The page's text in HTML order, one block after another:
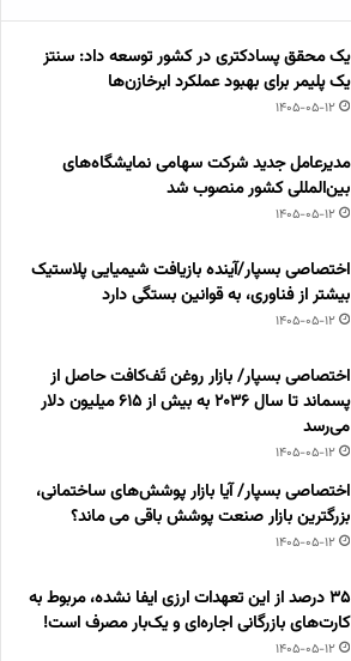
یک محقق پسادکتری در کشور توسعه داد: سنتز
یک پلیمر برای بهبود عملکرد ابرخازن‌ها
1405-05-12
مدیرعامل جدید شرکت سهامی نمایشگاه‌های
بین‌المللی کشور منصوب شد
1405-05-12
اختصاصی بسپار/آینده بازیافت شیمیایی پلاستیک
بیشتر از فناوری، به قوانین بستگی دارد
1405-05-12
اختصاصی بسپار/ بازار روغن تَف‌کافت حاصل از
پسماند تا سال ۲۰۳۶ به بیش از ۶۱۵ میلیون دلار
می‌رسد
1405-05-12
اختصاصی بسپار/ آیا بازار پوشش‌های ساختمانی،
بزرگترین بازار صنعت پوشش باقی می ماند؟
1405-05-12
۳۵ درصد از این تعهدات ارزی ایفا نشده، مربوط به
کارت‌های بازرگانی اجاره‌ای و یک‌بار مصرف است!
1405-05-12